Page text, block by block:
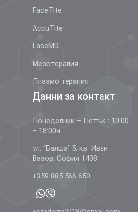
FaceTite
AccuTite
LaseMD
Мезотерапия
Плазмо терапия
Данни за контакт
Понеделник – Петък : 10:00
– 18:00ч.
ул. “Балша” 5, кв. Иван
Вазов, София 1408
+359 885 566 650